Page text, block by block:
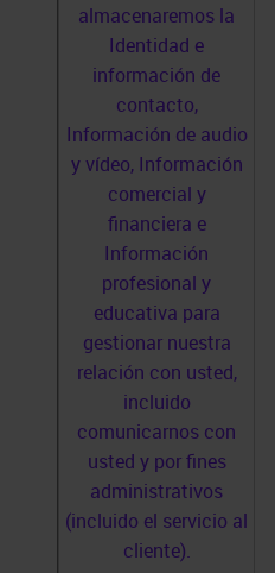
almacenaremos la
Identidad e
información de
contacto,
Información de audio
y vídeo, Información
comercial y
financiera e
Información
profesional y
educativa para
gestionar nuestra
relación con usted,
incluido
comunicarnos con
usted y por fines
administrativos
(incluido el servicio al
cliente).